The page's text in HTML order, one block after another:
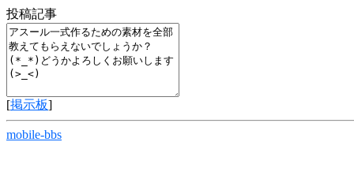
投稿記事
[掲示板]
mobile-bbs